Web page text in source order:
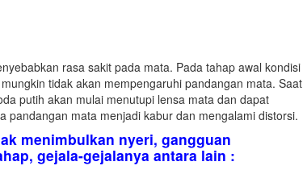
rasa sakit pada mata. Pada tahap awal kondisi
tidak akan mempengaruhi pandangan mata. Saat
putih akan mulai menutupi lensa mata dan dapat
pandangan mata menjadi kabur dan mengalami distorsi.
menimbulkan nyeri, gangguan
gejala-gejalanya antara lain :